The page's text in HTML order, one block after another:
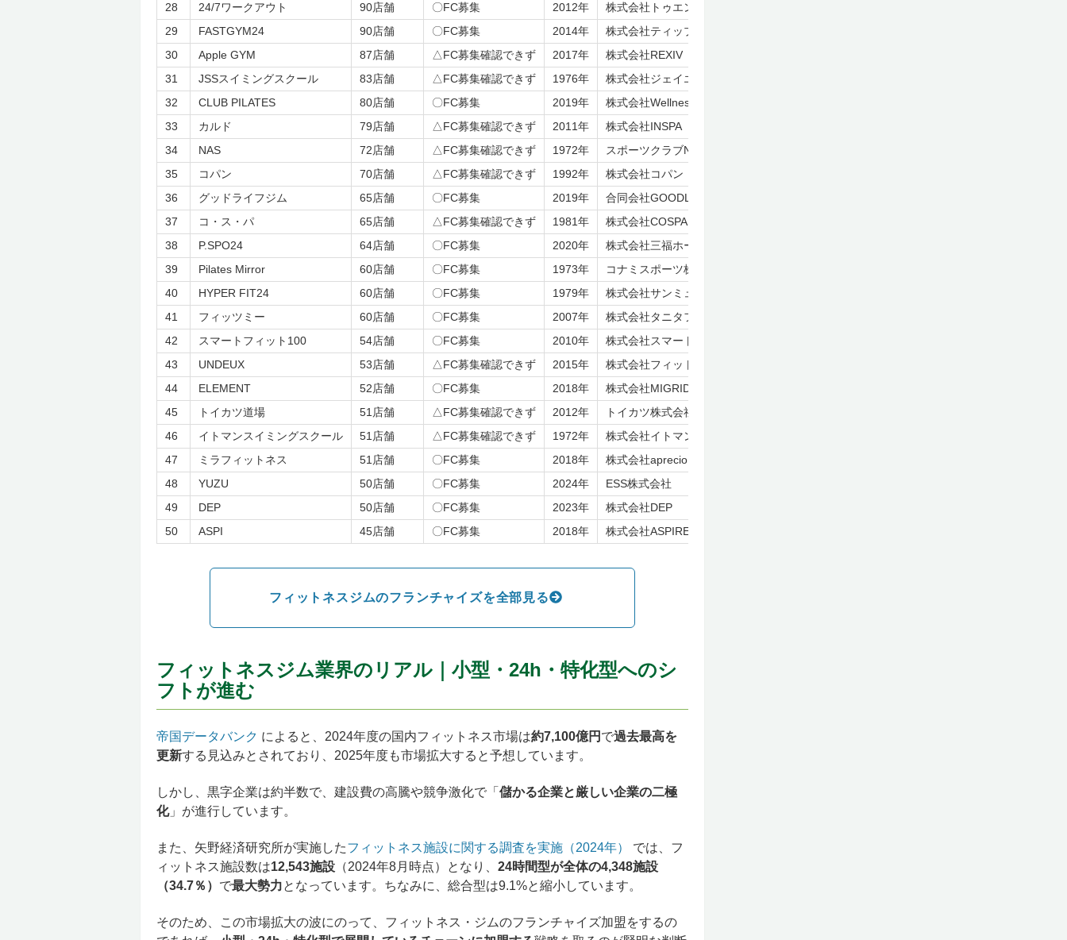
28
24/7ワークアウト 90店舗 〇FC募集 2012年 株式会社トゥエンティーフォーセブン
29
FASTGYM24 90店舗 〇FC募集 2014年 株式会社ティップネス
30
Apple GYM 87店舗 △FC募集確認できず 2017年 株式会社REXIV
31
JSSスイミングスクール 83店舗 △FC募集確認できず 1976年 株式会社ジェイエスエス
32
CLUB PILATES 80店舗 〇FC募集 2019年 株式会社Wellness X Asia
33
カルド 79店舗 △FC募集確認できず 2011年 株式会社INSPA
34
NAS 72店舗 △FC募集確認できず 1972年 スポーツクラブNAS株式会社
35
コパン 70店舗 △FC募集確認できず 1992年 株式会社コパン
36
グッドライフジム 65店舗 〇FC募集 2019年 合同会社GOODLIFE
37
コ・ス・パ 65店舗 △FC募集確認できず 1981年 株式会社COSPAウエルネス
38
P.SPO24 64店舗 〇FC募集 2020年 株式会社三福ホールディングス
39
Pilates Mirror 60店舗 〇FC募集 1973年 コナミスポーツ株式会社
40
HYPER FIT24 60店舗 〇FC募集 1979年 株式会社サンミュージック
41
フィッツミー 60店舗 〇FC募集 2007年 株式会社タニタフィッツミー
42
スマートフィット100 54店舗 〇FC募集 2010年 株式会社スマートフィットネス
43
UNDEUX 53店舗 △FC募集確認できず 2015年 株式会社フィットクルー
44
ELEMENT 52店舗 〇FC募集 2018年 株式会社MIGRIDS
45
トイカツ道場 51店舗 △FC募集確認できず 2012年 トイカツ株式会社
46
イトマンスイミングスクール 51店舗 △FC募集確認できず 1972年 株式会社イトマンスイミングスクール
47
ミラフィットネス 51店舗 〇FC募集 2018年 株式会社aprecio
48
YUZU 50店舗 〇FC募集 2024年 ESS株式会社
49
DEP 50店舗 〇FC募集 2023年 株式会社DEP
50
ASPI 45店舗 〇FC募集 2018年 株式会社ASPIREST
フィットネスジムのフランチャイズを全部見る
フィットネスジム業界のリアル｜小型・24h・特化型へのシ
フトが進む
帝国データバンク によると、2024年度の国内フィットネス市場は約7,100億円 で過去最高を
更新する見込みとされており、2025年度も市場拡大すると予想しています。
しかし、黒字企業は約半数で、建設費の高騰や競争激化で「 儲かる企業と厳しい企業の二極
化」が進行しています。
また、矢野経済研究所が実施したフィットネス施設に関する調査を実施（2024年）
では、フ
ィットネス施設数は12,543施設 （2024年8月時点）となり、 24時間型が全体の4,348施設
（34.7％） で最大勢力となっています。ちなみに、総合型は9.1%と縮小しています。
そのため、この市場拡大の波にのって、フィットネス・ジムのフランチャイズ加盟をするの